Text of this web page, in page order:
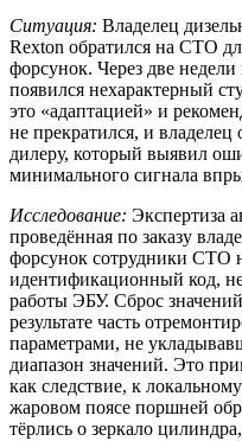
Ситуация: Владелец
Rexton обратился на СТО
форсунок. Через две
появился нехарактерный
это «адаптацией» и
не прекратился, и
дилеру, который выявил
минимального сигнала
Исследование: Экспертиза
проведённая по заказу
форсунок сотрудники СТО
идентификационный код,
работы ЭБУ. Сброс
результате часть
параметрами, не
диапазон значений. Это
как следствие, к
жаровом поясе поршней
тёрлись о зеркало